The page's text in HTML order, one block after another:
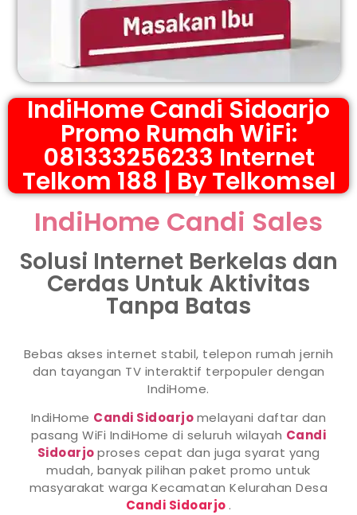
IndiHome Candi Sidoarjo
Promo Rumah WiFi:
081333256233 Internet
Telkom 188 | By Telkomsel
IndiHome Candi Sales
Solusi Internet Berkelas dan
Cerdas Untuk Aktivitas
Tanpa Batas
Bebas akses internet stabil, telepon rumah jernih
dan tayangan TV interaktif terpopuler dengan
IndiHome.
IndiHome Candi Sidoarjomelayani daftar dan
pasang WiFi IndiHome di seluruh wilayah Candi
Sidoarjoproses cepat dan juga syarat yang
mudah, banyak pilihan paket promo untuk
masyarakat warga Kecamatan Kelurahan Desa
Candi Sidoarjo .